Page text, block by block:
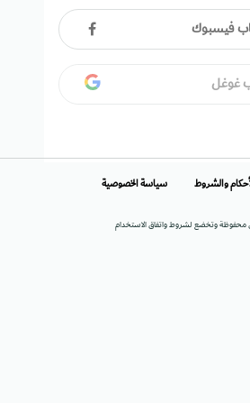
فيسبوك
غوغل
محفوظة وتخضع لشروط واتفاق الاستخدام
والشروط سياسة الخصوصية